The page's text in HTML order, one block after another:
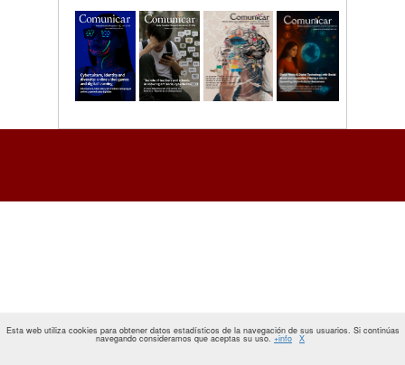
Esta web utiliza cookies para obtener datos estadísticos de la navegación de sus usuarios. Si continúas
navegando consideramos que aceptas su uso. +info X